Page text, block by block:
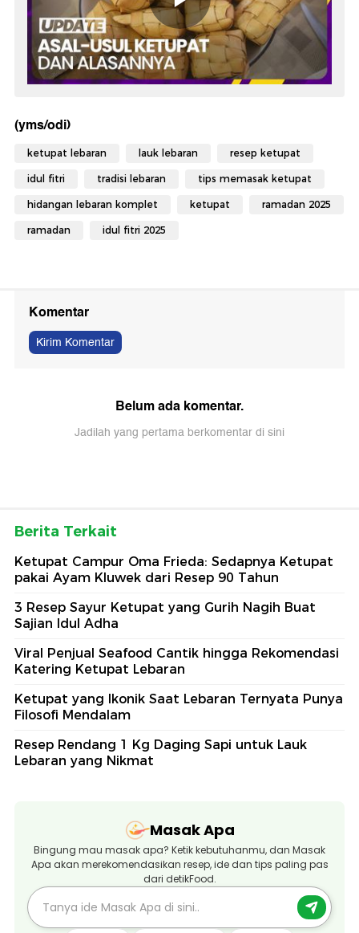
(yms/odi)
ketupat lebaran lauk lebaran resep ketupat
idul fitri tradisi lebaran tips memasak ketupat
hidangan lebaran komplet ketupat ramadan 2025
ramadan idul fitri 2025
Komentar
Kirim Komentar
Belum ada komentar.
Jadilah yang pertama berkomentar di sini
Berita Terkait
Ketupat Campur Oma Frieda: Sedapnya Ketupat
pakai Ayam Kluwek dari Resep 90 Tahun
3 Resep Sayur Ketupat yang Gurih Nagih Buat
Sajian Idul Adha
Viral Penjual Seafood Cantik hingga Rekomendasi
Katering Ketupat Lebaran
Ketupat yang Ikonik Saat Lebaran Ternyata Punya
Filosofi Mendalam
Resep Rendang 1 Kg Daging Sapi untuk Lauk
Lebaran yang Nikmat
Masak Apa
Bingung mau masak apa? Ketik kebutuhanmu, dan Masak
Apa akan merekomendasikan resep, ide dan tips paling pas
dari detikFood.